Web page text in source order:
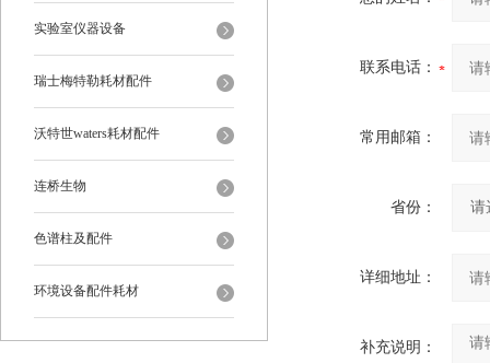
实验室仪器设备
瑞士梅特勒耗材配件
沃特世waters耗材配件
连桥生物
色谱柱及配件
环境设备配件耗材
联系电话：
常用邮箱：
省份：
详细地址：
补充说明：